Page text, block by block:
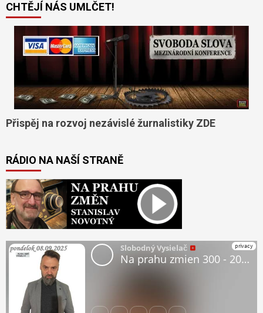
CHTĚJÍ NÁS UMLČET!
Přispěj na rozvoj nezávislé žurnalistiky ZDE
RÁDIO NA NAŠÍ STRANĚ